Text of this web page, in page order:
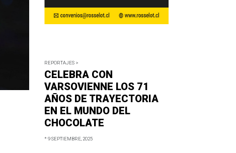
REPORTAJES >
CELEBRA CON
VARSOVIENNE LOS 71
AÑOS DE TRAYECTORIA
EN EL MUNDO DEL
CHOCOLATE
* 9 SEPTIEMBRE, 2025